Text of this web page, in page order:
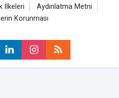
İlkeleri
Aydınlatma Metni
Korunması